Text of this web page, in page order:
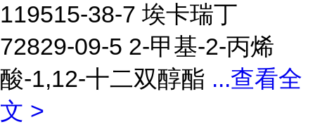
119515-38-7 埃卡瑞丁
72829-09-5 2-甲基-2-丙烯
酸-1,12-十二双醇酯 ...查看全
文 >